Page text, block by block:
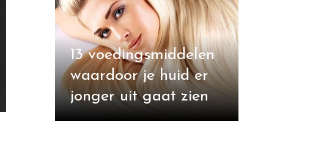
13 voedingsmiddelen
waardoor je huid er
jonger uit gaat zien